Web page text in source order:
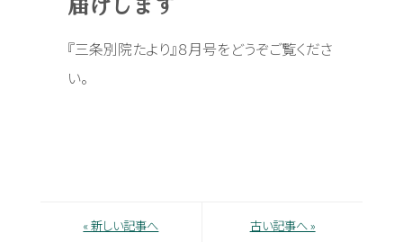
届けします
『三条別院たより』８月号をどうぞご覧くださ
い。
« 新しい記事へ 古い記事へ »